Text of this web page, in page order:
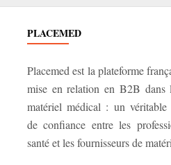
PLACEMED
Placemed est la plateforme
mise en relation en B2B dans
matériel médical : un véritable
de confiance entre les
santé et les fournisseurs de